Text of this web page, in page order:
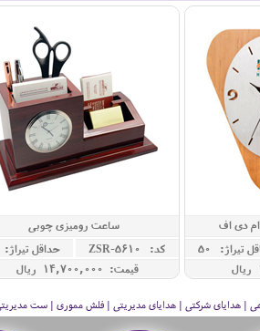
دی اف
تيراژ: 50
ساعت رومیزی چوبی
کد: ZSR-5610
حداقل تيراژ: 50
قیمت: 14,700,000 ريال
| هدایای شرکتی | هدایای مدیریتی | فلش مموری | ست